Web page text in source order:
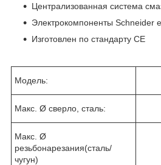
Централизованная система
Электрокомпоненты Schneider
Изготовлен по стандарту СЕ
Модель:
Макс. Ø сверло, сталь:
Макс. Ø
резьбонарезания(сталь/
чугун)